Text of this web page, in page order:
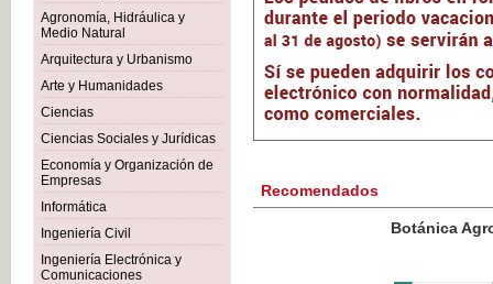
Agronomía, Hidráulica y
Medio Natural
Arquitectura y Urbanismo
Arte y Humanidades
Ciencias
Ciencias Sociales y Jurídicas
Economía y Organización de
Empresas
Informática
Ingeniería Civil
Ingeniería Electrónica y
Comunicaciones
Recomendados
Botánica Agroalimentaria